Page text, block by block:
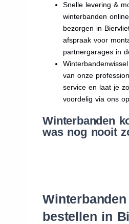
Snelle levering &
winterbanden
bezorgen in
afspraak voor
partnergarages in
van onze
service en laat je
voordelig via ons
Winterbanden
was nog nooit
bestellen in